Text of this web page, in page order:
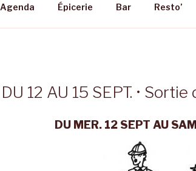
Agenda Épicerie Bar Resto’
DU 12 AU 15 SEPT. • Sortie
DU MER. 12 SEPT AU